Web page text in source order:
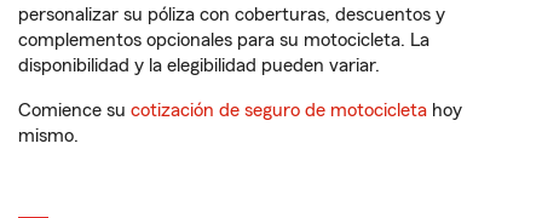
personalizar su póliza con coberturas, descuentos y
complementos opcionales para su motocicleta. La
disponibilidad y la elegibilidad pueden variar.
Comience su cotización de seguro de motocicleta hoy
mismo.